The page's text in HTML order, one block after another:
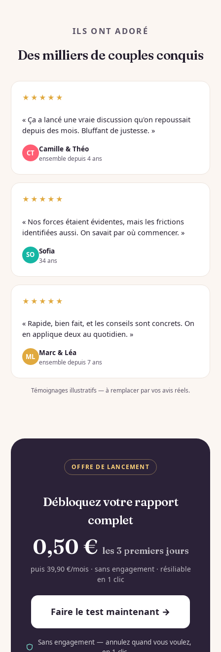
ILS ONT ADORÉ
Des milliers de couples conquis
★★★★★
« Ça a lancé une vraie discussion qu'on repoussait
depuis des mois. Bluffant de justesse. »
CT Camille & Théo
ensemble depuis 4 ans
★★★★★
« Nos forces étaient évidentes, mais les frictions
identifiées aussi. On savait par où commencer. »
SO Sofia
34 ans
★★★★★
« Rapide, bien fait, et les conseils sont concrets. On
en applique deux au quotidien. »
ML Marc & Léa
ensemble depuis 7 ans
Témoignages illustratifs — à remplacer par vos avis réels.
OFFRE DE LANCEMENT
Débloquez votre rapport
complet
0,50 € les 3 premiers jours
puis 39,90 €/mois · sans engagement · résiliable
en 1 clic
Faire le test maintenant →
Sans engagement — annulez quand vous voulez,